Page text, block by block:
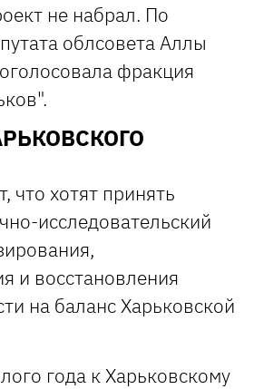
не набрал. По
облсовета Аллы
фракция
что хотят принять
исследовательский
и восстановления
на баланс Харьковской
года к Харьковскому